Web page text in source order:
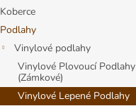
Koberce
Podlahy
Vinylové podlahy
Vinylové Plovoucí Podlahy
(Zámkové)
Vinylové Lepené Podlahy